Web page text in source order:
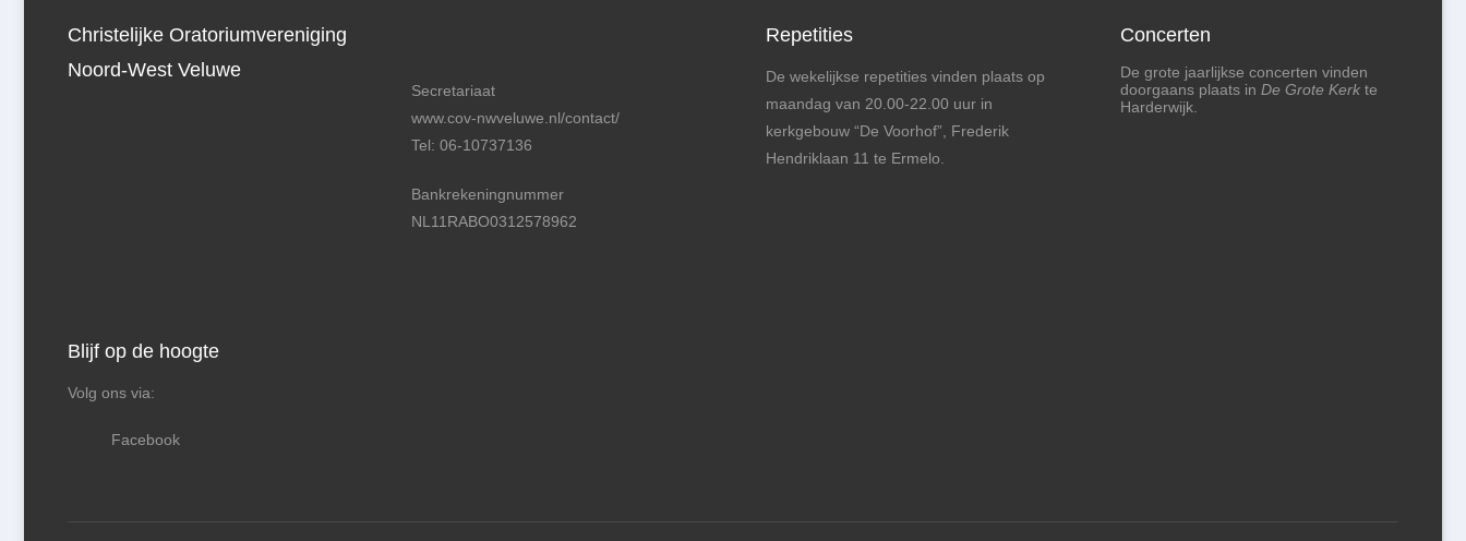
Christelijke Oratoriumvereniging
Noord-West Veluwe
Secretariaat
www.cov-nwveluwe.nl/contact/
Tel: 06-10737136
Bankrekeningnummer
NL11RABO0312578962
Repetities
De wekelijkse repetities vinden plaats op
maandag van 20.00-22.00 uur in
kerkgebouw “De Voorhof”, Frederik
Hendriklaan 11 te Ermelo.
Concerten
De grote jaarlijkse concerten vinden
doorgaans plaats in De Grote Kerk te
Harderwijk.
Blijf op de hoogte
Volg ons via:
Facebook